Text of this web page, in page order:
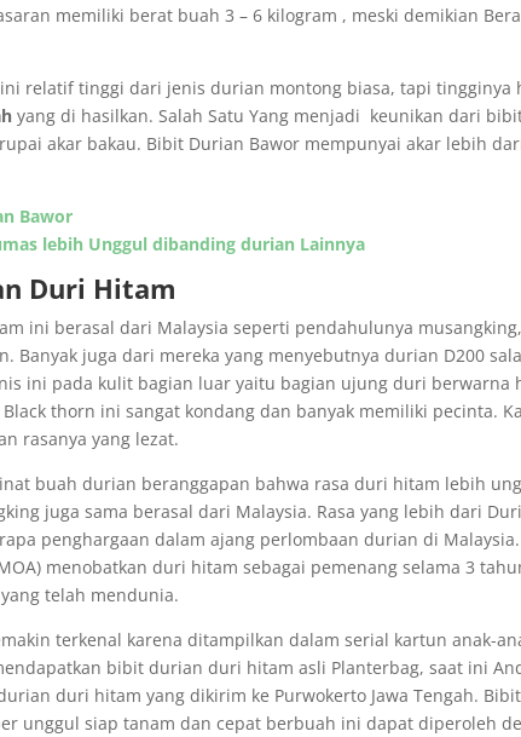
memiliki berat buah 3 – 6 kilogram , meski demikian
relatif tinggi dari jenis durian montong biasa, tapi tingginya
yang di hasilkan. Salah Satu Yang menjadi keunikan dari
akar bakau. Bibit Durian Bawor mempunyai akar lebih
Bawor
lebih Unggul dibanding durian Lainnya
Duri Hitam
ini berasal dari Malaysia seperti pendahulunya
Banyak juga dari mereka yang menyebutnya durian D200
ini pada kulit bagian luar yaitu bagian ujung duri berwarna
thorn ini sangat kondang dan banyak memiliki pecinta.
rasanya yang lezat.
buah durian beranggapan bahwa rasa duri hitam lebih
juga sama berasal dari Malaysia. Rasa yang lebih dari
penghargaan dalam ajang perlombaan durian di
menobatkan duri hitam sebagai pemenang selama 3
telah mendunia.
terkenal karena ditampilkan dalam serial kartun anak-
bibit durian duri hitam asli Planterbag, saat ini
duri hitam yang dikirim ke Purwokerto Jawa Tengah.
unggul siap tanam dan cepat berbuah ini dapat diperoleh